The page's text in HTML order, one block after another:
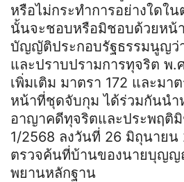
หรือไม่กระทำการอย่างใดใ
นั้นจะชอบหรือมิชอบด้วยหน้
บัญญัติประกอบรัฐธรรมนูญว่
และปราบปรามการทุจริต พ.
เพิ่มเติม มาตรา 172 และมา
หน้าที่ชุดจับกุม ได้ร่วมกันนำ
อาญาคดีทุจริตและประพฤติ
1/2568 ลงวันที่ 26 มิถุนายน
ตรวจค้นที่บ้านของนายบุญญ
พยานหลักฐาน